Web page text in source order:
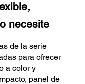
necesite
de la serie
para ofrecer
a color y
panel de